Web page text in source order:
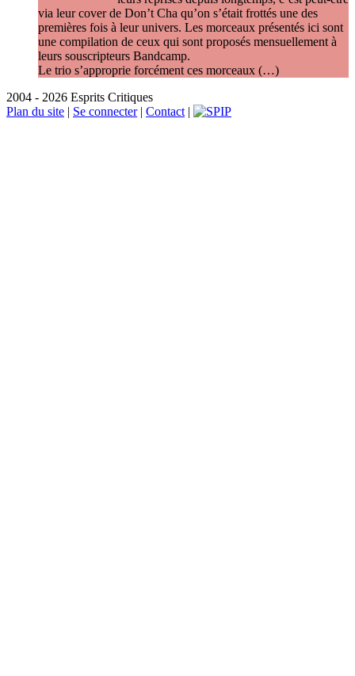
via leur cover de Don’t Cha qu’on s’était frottés une des
premières fois à leur univers. Les morceaux présentés ici sont
une compilation de ceux qui sont proposés mensuellement à
leurs souscripteurs Bandcamp.
Le trio s’approprie forcément ces morceaux (…)
2004 - 2026 Esprits Critiques
Plan du site | Se connecter| Contact |